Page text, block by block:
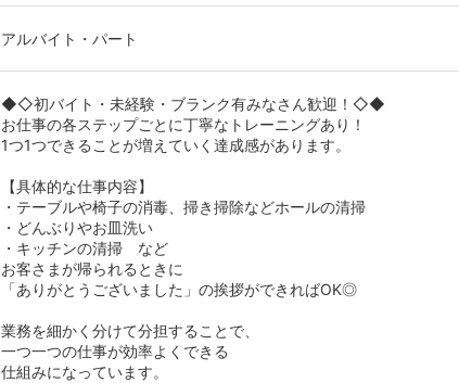
アルバイト・パート
◆◇初バイト・未経験・ブランク有みなさん歓迎！◇◆
お仕事の各ステップごとに丁寧なトレーニングあり！
1つ1つできることが増えていく達成感があります。
【具体的な仕事内容】
・テーブルや椅子の消毒、掃き掃除などホールの清掃
・どんぶりやお皿洗い
・キッチンの清掃 など
お客さまが帰られるときに
「ありがとうございました」の挨拶ができればOK◎
業務を細かく分けて分担することで、
一つ一つの仕事が効率よくできる
仕組みになっています。